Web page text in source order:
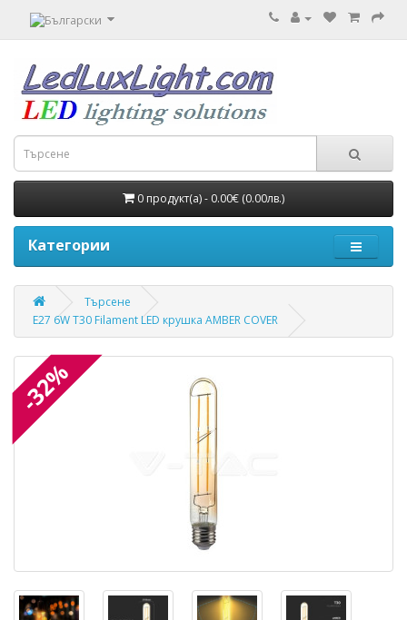
0 продукт(а) - 0.00€ (0.00лв.)
Категории
Търсене
E27 6W T30 Filament LED крушка AMBER COVER
-32%